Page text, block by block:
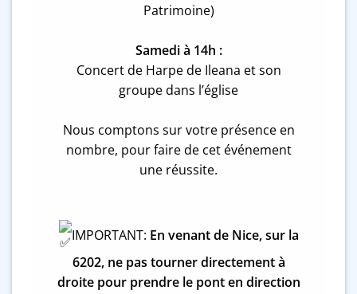
Patrimoine)
Samedi à 14h :
Concert de Harpe de Ileana et son
groupe dans l’église
Nous comptons sur votre présence en
nombre, pour faire de cet événement
une réussite.
IMPORTANT: En venant de Nice, sur la
6202, ne pas tourner directement à
droite pour prendre le pont en direction